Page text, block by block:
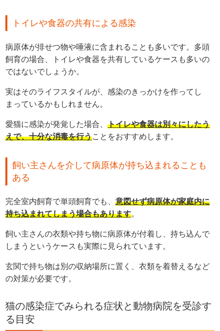
トイレや食器の共有による感染
病原体が排せつ物や唾液に含まれることも多いです。多頭
飼育の場合、トイレや食器を共有しているケースも多いの
ではないでしょうか。
実はそのライフスタイルが、感染のきっかけを作ってし
まっているかもしれません。
愛猫に感染が発覚した場合、トイレや食器は別々にしたう
えで、十分な消毒を行うことをおすすめします。
飼い主さんを介して病原体が持ち込まれることも
ある
完全室内飼育で単頭飼育でも、意図せず病原体が家庭内に
持ち込まれてしまう場合もあります。
飼い主さんの衣類や持ち物に病原体が付着し、持ち込んで
しまうというケースも実際に見られています。
玄関で持ち物は別の収納場所に置く、衣類を着替えるなど
の対策が必要です。
猫の感染症でみられる症状と動物病院を受診す
る目安